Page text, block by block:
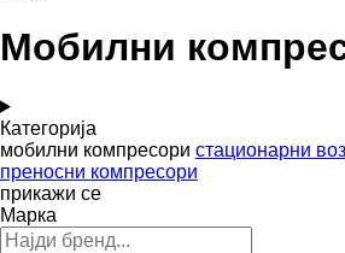
Мобилни
Категорија
мобилни компресори стационарни
преносни компресори
прикажи се
Марка